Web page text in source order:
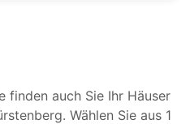
finden auch Sie Ihr Häuser
Wählen Sie aus 1